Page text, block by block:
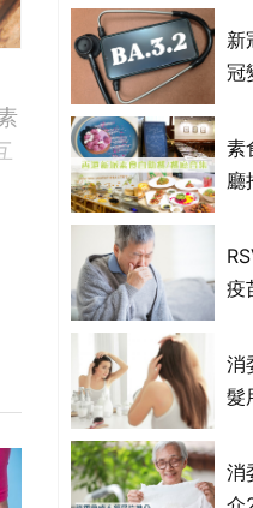
比
新
冠
播
一
素
廳
中
式
疫
高
比
消
髮
介
消